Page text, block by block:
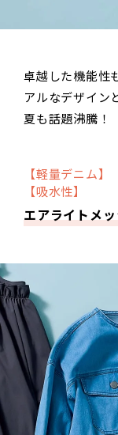
卓越した機能性
アルなデザイン
夏も話題沸騰！
【軽量デニム
【吸水性】
エアライトメ